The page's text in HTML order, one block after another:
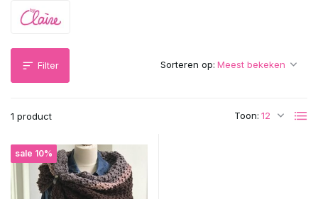
Filter
1 product Toon:
Sorteren op:
sale 10%